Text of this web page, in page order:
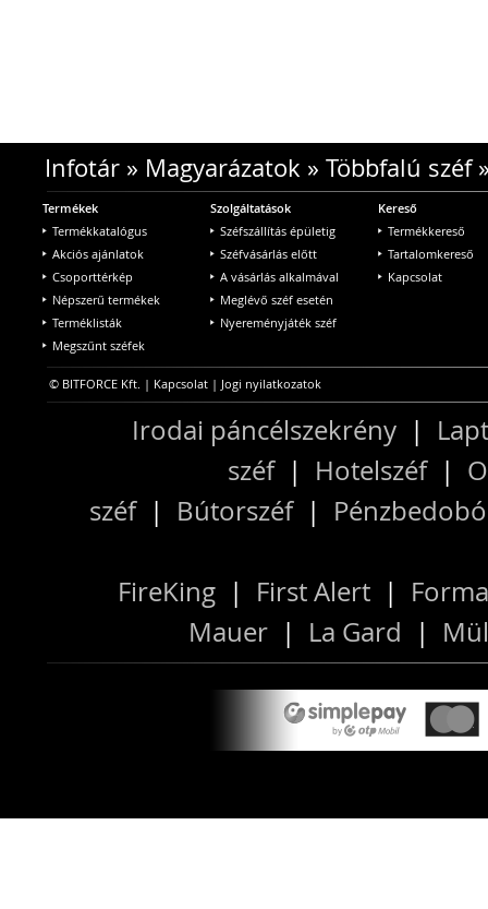
Infotár» Magyarázatok » Többfalú széf
Termékek
Termékkatalógus
Akciós ajánlatok
Csoporttérkép
Népszerű termékek
Terméklisták
Megszűnt széfek
Szolgáltatások
Széfszállítás épületig
Széfvásárlás előtt
A vásárlás alkalmával
Meglévő széf esetén
Nyereményjáték széf
Kereső
Termékkereső
Tartalomkereső
Kapcsolat
© BITFORCE Kft. | Kapcsolat | Jogi nyilatkozatok
Irodai páncélszekrény |
széf| Hotelszéf|
széf| Bútorszéf|
FireKing | First Alert |
Mauer | La Gard |